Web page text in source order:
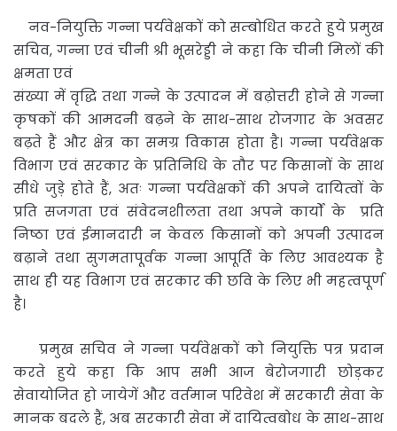
नव-नियुक्ति गन्ना पर्यवेक्षकों को सम्बोधित करते हुये प्रमुख
सचिव, गन्ना एवं चीनी श्री भूसरेड्डी ने कहा कि चीनी मिलों की
क्षमता एवं
संख्या में वृद्धि तथा गन्ने के उत्पादन में बढ़ोत्तरी होने से गन्ना
कृषकों की आमदनी बढ़ने के साथ-साथ रोजगार के अवसर
बढ़ते हैं और क्षेत्र का समग्र विकास होता है। गन्ना पर्यवेक्षक
विभाग एवं सरकार के प्रतिनिधि के तौर पर किसानों के साथ
सीधे जुड़े होते हैं, अतः गन्ना पर्यवेक्षकों की अपने दायित्वों के
प्रति सजगता एवं संवेदनशीलता तथा अपने कार्यों के प्रति
निष्ठा एवं ईमानदारी न केवल किसानों को अपनी उत्पादन
बढ़ाने तथा सुगमतापूर्वक गन्ना आपूर्ति के लिए आवश्यक है
साथ ही यह विभाग एवं सरकार की छवि के लिए भी महत्वपूर्ण
है।
प्रमुख सचिव ने गन्ना पर्यवेक्षकों को नियुक्ति पत्र प्रदान
करते हुये कहा कि आप सभी आज बेरोजगारी छोड़कर
सेवायोजित हो जायेगें और वर्तमान परिवेश में सरकारी सेवा के
मानक बदले हैं, अब सरकारी सेवा में दायित्वबोध के साथ-साथ